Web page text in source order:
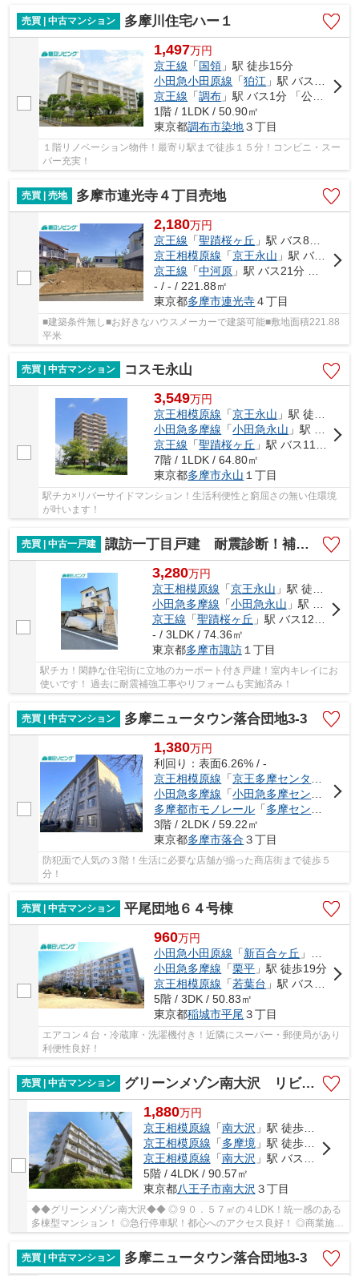
売買 | 中古マンション 多摩川住宅ハー１
1,497万円
京王線 「国領 」駅 徒歩15分
小田急小田原線 「狛江 」駅 バス11分 「多摩川住宅中央」 停歩5分
京王線 「調布 」駅 バス1分 「公園前（調布市）」 停歩15分
1階 / 1LDK / 50.90㎡
東京都調布市染地３丁目
１階リノベーション物件！最寄り駅まで徒歩１５分！コンビニ・スー
パー充実！
売買 | 売地 多摩市連光寺４丁目売地
2,180万円
京王線 「聖蹟桜ヶ丘 」駅 バス8分 「桜ヶ丘Ｃ．Ｃ」 停歩2分
京王相模原線 「京王永山 」駅 バス15分 「桜ヶ丘Ｃ．Ｃ」 停歩2分
京王線 「中河原 」駅 バス21分 「桜ヶ丘Ｃ．Ｃ」 停歩2分
- / - / 221.88㎡
東京都多摩市連光寺４丁目
■建築条件無し■お好きなハウスメーカーで建築可能■敷地面積221.88
平米
売買 | 中古マンション コスモ永山
3,549万円
京王相模原線 「京王永山 」駅 徒歩9分
小田急多摩線 「小田急永山 」駅 徒歩9分
京王線 「聖蹟桜ヶ丘 」駅 バス11分 「消防署前（多摩市）」 停歩9分
7階 / 1LDK / 64.80㎡
東京都多摩市永山 １丁目
駅チカ×リバーサイドマンション！生活利便性と窮屈さの無い住環境
が叶います！
売買 | 中古一戸建 諏訪一丁目戸建 耐震診断！補強工事実施！室内キレイ！
3,280万円
京王相模原線 「京王永山 」駅 徒歩9分
小田急多摩線 「小田急永山 」駅 徒歩9分
京王線 「聖蹟桜ヶ丘 」駅 バス12分 「諏訪神社（多摩市）」 停歩7分
- / 3LDK / 74.36㎡
東京都多摩市諏訪１丁目
駅チカ！閑静な住宅街に立地のカーポート付き戸建！室内キレイにお
使いです！ 過去に耐震補強工事やリフォームも実施済み！
売買 | 中古マンション 多摩ニュータウン落合団地3-3
1,380万円
利回り：表面6.26% / -
京王相模原線 「京王多摩センター
小田急多摩線 「小田急多摩センター
」駅
多摩都市モノレール 「多摩センター
3階 / 2LDK / 59.22㎡
東京都多摩市落合 ３丁目
防犯面で人気の３階！生活に必要な店舗が揃った商店街まで徒歩５
分！
売買 | 中古マンション 平尾団地６４号棟
960万円
小田急小田原線 「新百合ヶ丘 」駅 バス12分 「平尾団地」 停歩4分
小田急多摩線 「栗平 」駅 徒歩19分
京王相模原線 「若葉台 」駅 バス19分 「台原（東京都）」 停歩7分
5階 / 3DK / 50.83㎡
東京都稲城市平尾 ３丁目
エアコン４台・冷蔵庫・洗濯機付き！近隣にスーパー・郵便局があり
利便性良好！
売買 | 中古マンション グリーンメゾン南大沢 リビングを中心にした団らん設計！
1,880万円
京王相模原線 「南大沢 」駅 徒歩15分
京王相模原線 「多摩境 」駅 徒歩23分
京王相模原線 「南大沢 」駅 バス5分 「南大沢団地」 停歩2分
5階 / 4LDK / 90.57㎡
東京都八王子市南大沢 ３丁目
◆◆グリーンメゾン南大沢◆◆ ◎９０．５７㎡の４LDK！統一感のある
多棟型マンション！ ◎急行停車駅！都心へのアクセス良好！ ◎商業施設
が充実した『南大沢』エリア！ ◎遊歩道！小さなお子...
売買 | 中古マンション
多摩ニュータウン落合団地3-3